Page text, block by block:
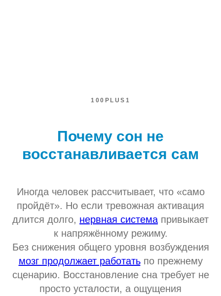
100PLUS1
Почему сон не
восстанавливается сам
Иногда человек рассчитывает, что «само
пройдёт». Но если тревожная активация
длится долго, нервная система привыкает
к напряжённому режиму.
Без снижения общего уровня возбуждения
мозг продолжает работатьпо прежнему
сценарию. Восстановление сна требует не
просто усталости, а ощущения